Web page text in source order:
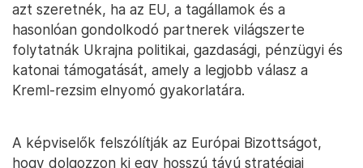
azt szeretnék, ha az EU, a tagállamok és a
hasonlóan gondolkodó partnerek világszerte
folytatnák Ukrajna politikai, gazdasági, pénzügyi és
katonai támogatását, amely a legjobb válasz a
Kreml-rezsim elnyomó gyakorlatára.
A képviselők felszólítják az Európai Bizottságot,
hogy dolgozzon ki egy hosszú távú stratégiai